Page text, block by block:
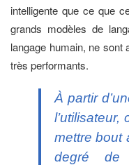
intelligente que ce que
grands modèles de
langage humain, ne sont
très performants.
À partir
mettre bout
degré de